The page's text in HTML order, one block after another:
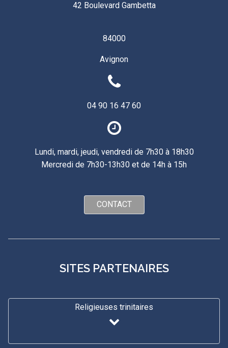
42 Boulevard Gambetta
84000
Avignon
04 90 16 47 60
Lundi, mardi, jeudi, vendredi de 7h30 à 18h30
Mercredi de 7h30-13h30 et de 14h à 15h
CONTACT
SITES PARTENAIRES
Religieuses trinitaires